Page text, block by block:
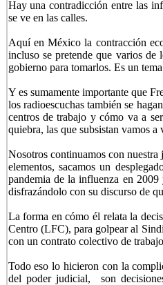
Hay una contradicción entre las
se ve en las calles.
Aquí en México la contracción
incluso se pretende que varios de
gobierno para tomarlos. Es un
Y es sumamente importante que
los radioescuchas también se
centros de trabajo y cómo va a
quiebra, las que subsistan vamos
Nosotros continuamos con
elementos, sacamos un
pandemia de la influenza en
disfrazándolo con su discurso de
La forma en cómo él relata la
Centro (LFC), para golpear al
con un contrato colectivo de
Todo eso lo hicieron con la
del poder judicial, son